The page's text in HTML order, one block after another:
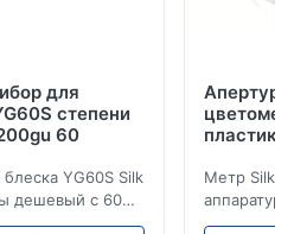
для
степени
60
YG60S Silk
дешевый с 60
200 лоснистым
Метр Silk